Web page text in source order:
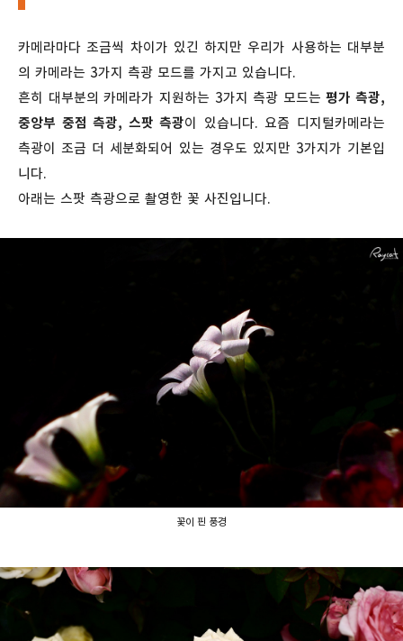
카메라마다 조금씩 차이가 있긴 하지만 우리가 사용하는 대부분
의 카메라는 3가지 측광 모드를 가지고 있습니다.
흔히 대부분의 카메라가 지원하는 3가지 측광 모드는평가 측광,
중앙부 중점 측광, 스팟 측광이 있습니다. 요즘 디지털카메라는
측광이 조금 더 세분화되어 있는 경우도 있지만 3가지가 기본입
니다.
아래는 스팟 측광으로 촬영한 꽃 사진입니다.
꽃이 핀 풍경